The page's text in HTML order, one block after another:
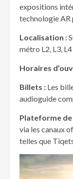
expositions
technologie AR
Localisation :
métro L2, L3,
Horaires
Billets : Les
audioguide
Plateforme
via les canaux
telles que